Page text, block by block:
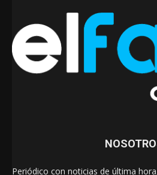
Periódico con noticias de última